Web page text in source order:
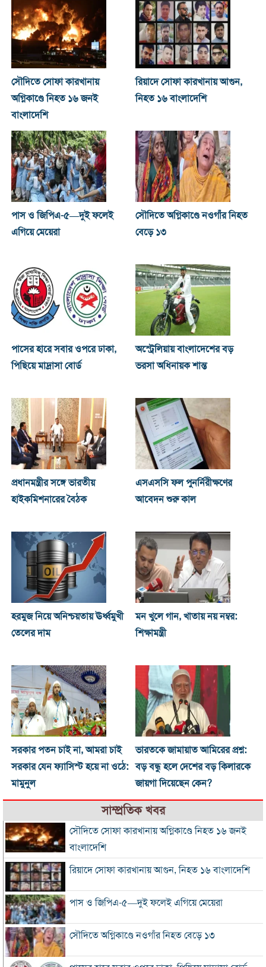
সৌদিতে সোফা কারখানায়
অগ্নিকাণ্ডে নিহত ১৬ জনই
বাংলাদেশি
রিয়াদে সোফা কারখানায় আগুন,
নিহত ১৬ বাংলাদেশি
পাস ও জিপিএ-৫—দুই ফলেই
এগিয়ে মেয়েরা
সৌদিতে অগ্নিকাণ্ডে নওগাঁর নিহত
বেড়ে ১৩
পাসের হারে সবার ওপরে ঢাকা,
পিছিয়ে মাদ্রাসা বোর্ড
অস্ট্রেলিয়ায় বাংলাদেশের বড়
ভরসা অধিনায়ক শান্ত
প্রধানমন্ত্রীর সঙ্গে ভারতীয়
হাইকমিশনারের বৈঠক
এসএসসি ফল পুনর্নিরীক্ষণের
আবেদন শুরু কাল
হরমুজ নিয়ে অনিশ্চয়তায় ঊর্ধ্বমুখী
তেলের দাম
মন খুলে গান, খাতায় নয় নম্বর:
শিক্ষামন্ত্রী
সরকার পতন চাই না, আমরা চাই
সরকার যেন ফ্যাসিস্ট হয়ে না ওঠে:
মামুনুল
ভারতকে জামায়াত আমিরের প্রশ্ন:
বড় বন্ধু হলে দেশের বড় কিলারকে
জায়গা দিয়েছেন কেন?
সাম্প্রতিক খবর
সৌদিতে সোফা কারখানায় অগ্নিকাণ্ডে নিহত ১৬ জনই
বাংলাদেশি
রিয়াদে সোফা কারখানায় আগুন, নিহত ১৬ বাংলাদেশি
পাস ও জিপিএ-৫—দুই ফলেই এগিয়ে মেয়েরা
সৌদিতে অগ্নিকাণ্ডে নওগাঁর নিহত বেড়ে ১৩